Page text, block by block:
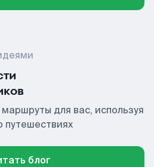
для вас, используя
путешествиях
блог